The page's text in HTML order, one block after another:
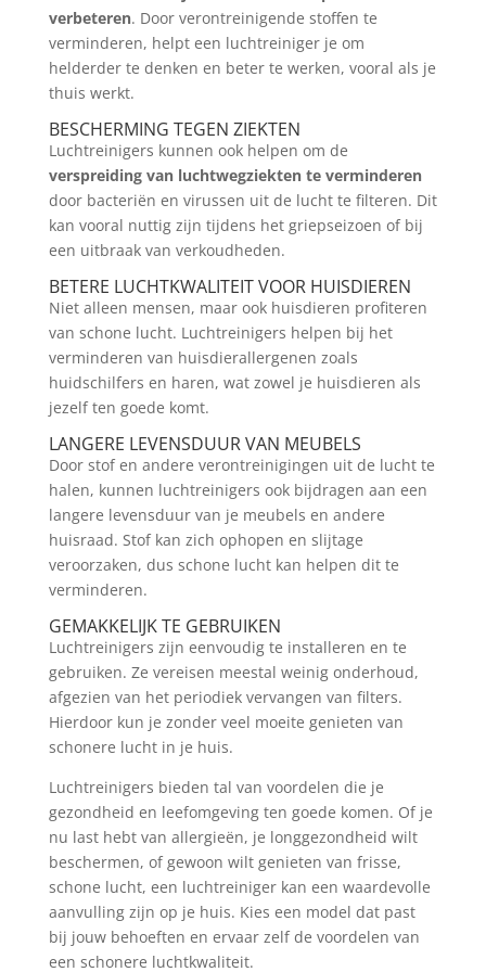
verbeteren. Door verontreinigende stoffen te
verminderen, helpt een luchtreiniger je om
helderder te denken en beter te werken, vooral als je
thuis werkt.
BESCHERMING TEGEN ZIEKTEN
Luchtreinigers kunnen ook helpen om de
verspreiding van luchtwegziekten te verminderen
door bacteriën en virussen uit de lucht te filteren. Dit
kan vooral nuttig zijn tijdens het griepseizoen of bij
een uitbraak van verkoudheden.
BETERE LUCHTKWALITEIT VOOR HUISDIEREN
Niet alleen mensen, maar ook huisdieren profiteren
van schone lucht. Luchtreinigers helpen bij het
verminderen van huisdierallergenen zoals
huidschilfers en haren, wat zowel je huisdieren als
jezelf ten goede komt.
LANGERE LEVENSDUUR VAN MEUBELS
Door stof en andere verontreinigingen uit de lucht te
halen, kunnen luchtreinigers ook bijdragen aan een
langere levensduur van je meubels en andere
huisraad. Stof kan zich ophopen en slijtage
veroorzaken, dus schone lucht kan helpen dit te
verminderen.
GEMAKKELIJK TE GEBRUIKEN
Luchtreinigers zijn eenvoudig te installeren en te
gebruiken. Ze vereisen meestal weinig onderhoud,
afgezien van het periodiek vervangen van filters.
Hierdoor kun je zonder veel moeite genieten van
schonere lucht in je huis.
Luchtreinigers bieden tal van voordelen die je
gezondheid en leefomgeving ten goede komen. Of je
nu last hebt van allergieën, je longgezondheid wilt
beschermen, of gewoon wilt genieten van frisse,
schone lucht, een luchtreiniger kan een waardevolle
aanvulling zijn op je huis. Kies een model dat past
bij jouw behoeften en ervaar zelf de voordelen van
een schonere luchtkwaliteit.